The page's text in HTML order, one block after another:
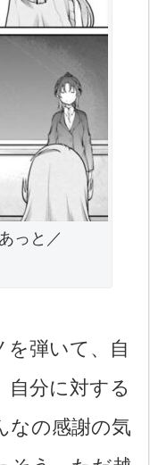
っと／
を弾いて、自
自分に対する
なの感謝の気